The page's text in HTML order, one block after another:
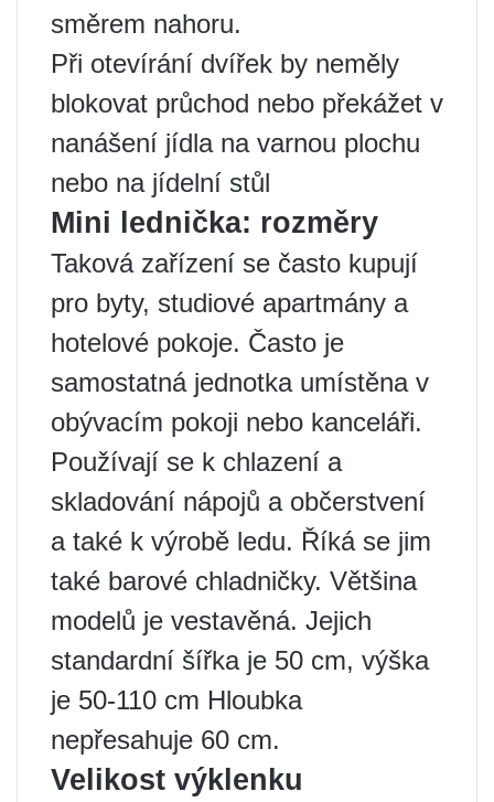
směrem nahoru.
Při otevírání dvířek by neměly
blokovat průchod nebo překážet v
nanášení jídla na varnou plochu
nebo na jídelní stůl
Mini lednička: rozměry
Taková zařízení se často kupují
pro byty, studiové apartmány a
hotelové pokoje. Často je
samostatná jednotka umístěna v
obývacím pokoji nebo kanceláři.
Používají se k chlazení a
skladování nápojů a občerstvení
a také k výrobě ledu. Říká se jim
také barové chladničky. Většina
modelů je vestavěná. Jejich
standardní šířka je 50 cm, výška
je 50-110 cm Hloubka
nepřesahuje 60 cm.
Velikost výklenku